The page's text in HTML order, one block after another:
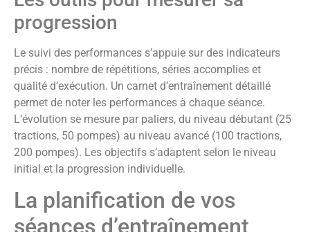
progression
Le suivi des performances s’appuie sur des indicateurs
précis : nombre de répétitions, séries accomplies et
qualité d’exécution. Un carnet d’entraînement détaillé
permet de noter les performances à chaque séance.
L’évolution se mesure par paliers, du niveau débutant (25
tractions, 50 pompes) au niveau avancé (100 tractions,
200 pompes). Les objectifs s’adaptent selon le niveau
initial et la progression individuelle.
La planification de vos
séances d’entraînement